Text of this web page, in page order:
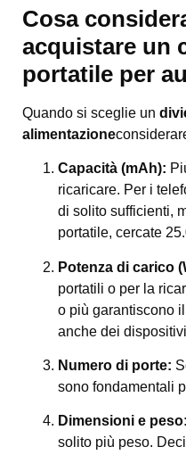
Cosa
acquistare un
portatile per
Quando si sceglie un
alimentazione
Capacità (mAh):
ricaricare. Per i
di solito sufficienti,
portatile, cercate
Potenza di carico
portatili o per la
o più garantiscono
anche dei
Numero di porte:
sono fondamentali
Dimensioni e peso:
solito più peso.